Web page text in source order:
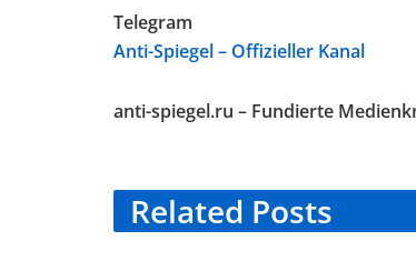
Telegram
Anti-Spiegel – Offizieller Kanal
anti-spiegel.ru – Fundierte
Related Posts
TELEGRAM KANAL